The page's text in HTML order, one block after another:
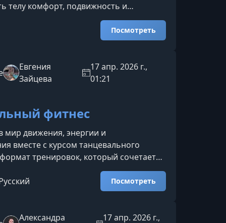
телу комфорт, подвижность и
Короткие практики, дыхание, работа со
упражнения на мобильность и
органично впишутся в любой график и
как безопасно возвращать
узнаете, как аккуратно включать
родов — без рез
Посмотреть
Евгения
Зайцева
17 апр. 2026 г.,
01:21
фитнес
мир движения, энергии и
вместе с курсом танцевального
тренировок, который сочетает
помогая одновременно
форму, раскрывать пластику и
от каждого движения.Что вас
чтобы вы развивались гармонично,
Посмотреть
Александра
17 апр. 2026 г.,